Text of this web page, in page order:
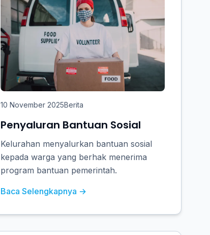
10 November 2025Berita
Penyaluran Bantuan Sosial
Kelurahan menyalurkan bantuan sosial
kepada warga yang berhak menerima
program bantuan pemerintah.
Baca Selengkapnya →